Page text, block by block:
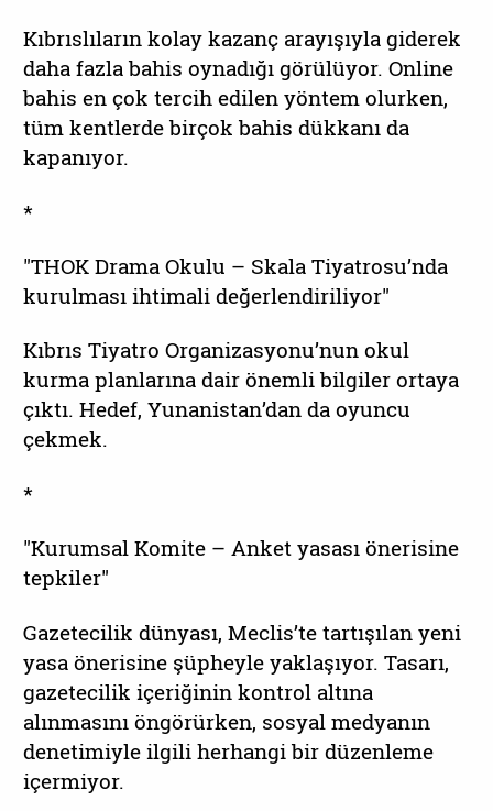
Kıbrıslıların kolay kazanç arayışıyla giderek
daha fazla bahis oynadığı görülüyor. Online
bahis en çok tercih edilen yöntem olurken,
tüm kentlerde birçok bahis dükkanı da
kapanıyor.
*
"THOK Drama Okulu – Skala Tiyatrosu’nda
kurulması ihtimali değerlendiriliyor"
Kıbrıs Tiyatro Organizasyonu’nun okul
kurma planlarına dair önemli bilgiler ortaya
çıktı. Hedef, Yunanistan’dan da oyuncu
çekmek.
*
"Kurumsal Komite – Anket yasası önerisine
tepkiler"
Gazetecilik dünyası, Meclis’te tartışılan yeni
yasa önerisine şüpheyle yaklaşıyor. Tasarı,
gazetecilik içeriğinin kontrol altına
alınmasını öngörürken, sosyal medyanın
denetimiyle ilgili herhangi bir düzenleme
içermiyor.